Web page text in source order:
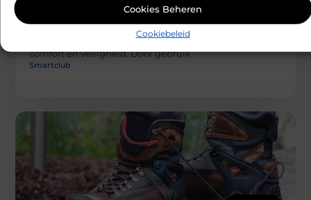
Cookies Beheren
Cookiebeleid
Werkkleding winkel gebruiken voor
bedrijfskleding aankopen
Het kiezen van de juiste werkkleding is essentieel voor
bedrijven die waarde hechten aan professionaliteit,
comfort en veiligheid. Door gebruik
Smartclub